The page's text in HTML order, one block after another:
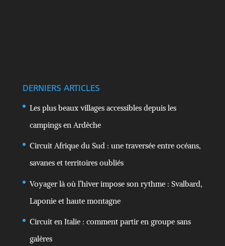
DERNIERS ARTICLES
Les plus beaux villages accessibles depuis les
campings en Ardèche
Circuit Afrique du Sud : une traversée entre océans,
savanes et territoires oubliés
Voyager là où l’hiver impose son rythme : Svalbard,
Laponie et haute montagne
Circuit en Italie : comment partir en groupe sans
galères